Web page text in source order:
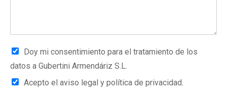
Doy mi consentimiento para el tratamiento de los
datos a Gubertini Armendáriz S.L.
Acepto el aviso legal y política de privacidad.